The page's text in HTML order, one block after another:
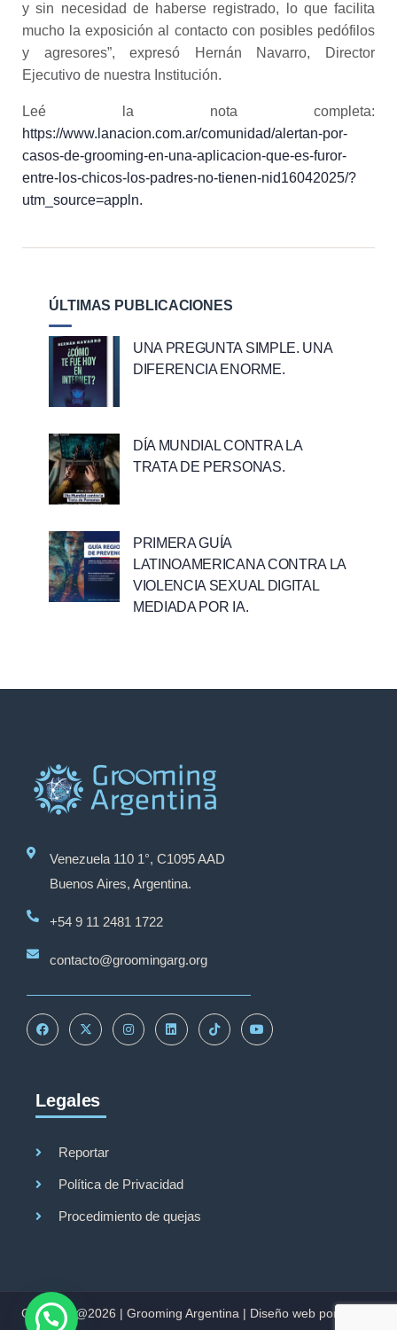
y sin necesidad de haberse registrado, lo que facilita
mucho la exposición al contacto con posibles pedófilos
y agresores”, expresó Hernán Navarro, Director
Ejecutivo de nuestra Institución.
Leé la nota completa:
https://www.lanacion.com.ar/comunidad/alertan-por-
casos-de-grooming-en-una-aplicacion-que-es-furor-
entre-los-chicos-los-padres-no-tienen-nid16042025/?
utm_source=appln.
ÚLTIMAS PUBLICACIONES
UNA PREGUNTA SIMPLE. UNA
DIFERENCIA ENORME.
DÍA MUNDIAL CONTRA LA
TRATA DE PERSONAS.
PRIMERA GUÍA
LATINOAMERICANA CONTRA LA
VIOLENCIA SEXUAL DIGITAL
MEDIADA POR IA.
Venezuela 110 1°, C1095 AAD
Buenos Aires, Argentina.
+54 9 11 2481 1722
contacto@groomingarg.org
Legales
Reportar
Política de Privacidad
Procedimiento de quejas
Copyright@2026 | Grooming Argentina | Diseño web por Studio